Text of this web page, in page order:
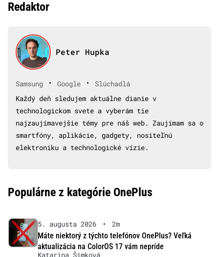
Redaktor
Peter Hupka
Samsung • Google •
Slúchadlá
Každý deň sledujem aktuálne dianie v
technologickom svete a vyberám tie
najzaujímavejšie témy pre náš web. Zaujímam sa o
smartfóny, aplikácie, gadgety, nositeľnú
elektroniku a technologické vízie.
Populárne z kategórie OnePlus
5. augusta 2026 •
2m
Máte niektorý z týchto telefónov OnePlus? Veľká
aktualizácia na ColorOS 17 vám nepríde
Katarína Šimková